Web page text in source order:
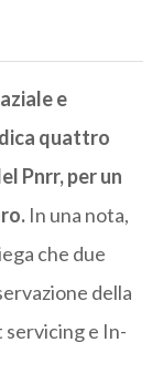
e
quattro
Pnrr, per un
In una nota,
che due
della
e In-